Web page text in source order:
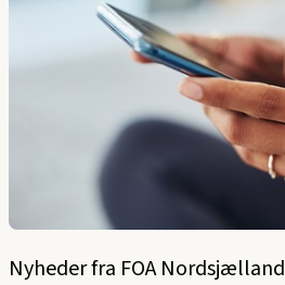
Nyheder fra FOA Nordsjælland